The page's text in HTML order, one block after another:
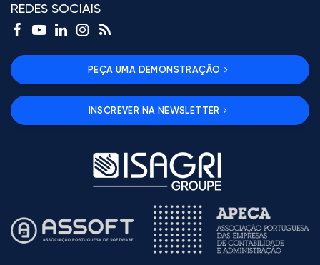
REDES SOCIAIS
PEÇA UMA DEMONSTRAÇÃO
INSCREVER NA NEWSLETTER